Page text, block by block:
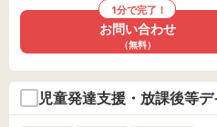
1分で完了！
お問い合わせ
（無料）
児童発達支援・放課後等